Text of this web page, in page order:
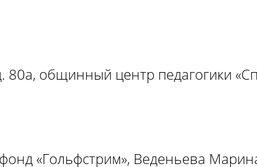
80а, общинный центр педагогики
«Гольфстрим», Веденьева